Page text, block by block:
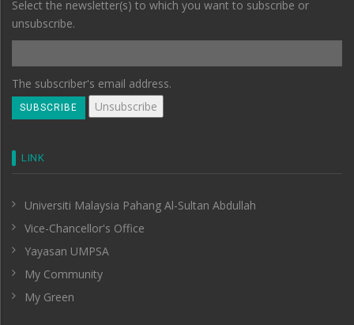
Select the newsletter(s) to which you want to subscribe or
unsubscribe.
The subscriber's email address.
LINK
Universiti Malaysia Pahang Al-Sultan Abdullah
Vice-Chancellor's Office
Yayasan UMPSA
My Community
My Green